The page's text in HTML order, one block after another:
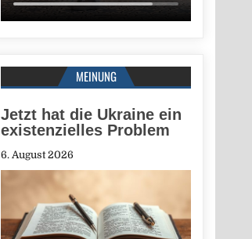
MEINUNG
Jetzt hat die Ukraine ein
existenzielles Problem
6. August 2026